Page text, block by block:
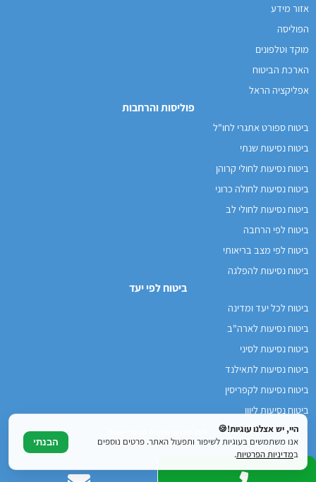
אזור מידע
הפוליסה
מוקד וטלפונים
הארכת הביטוח
אפליקציה הראל
פוליסות והרחבות
ביטוח ספורט אתגרי לחו"ל
ביטוח נסיעות שנתי
ביטוח נסיעות לחולי קרוהן
ביטוח נסיעות לחולה כרוני
ביטוח נסיעות לחולי לב
ביטוח לפי הרחבה
ביטוח לפי מצב בריאותי
ביטוח נסיעות להפלגה
ביטוח לפי יעד
ביטוח לכל יעד ומדינה
ביטוח נסיעות לארה"ב
ביטוח נסיעות לסיני
ביטוח נסיעות לתאילנד
ביטוח נסיעות לקפריסין
ביטוח נסיעות ליוון
היי, יש אצלנו עוגיות!🍪
אנו משתמשים בעוגיות לשיפור ותפעול האתר. פרטים נוספים
במדיניות הפרטיות.
הבנתי